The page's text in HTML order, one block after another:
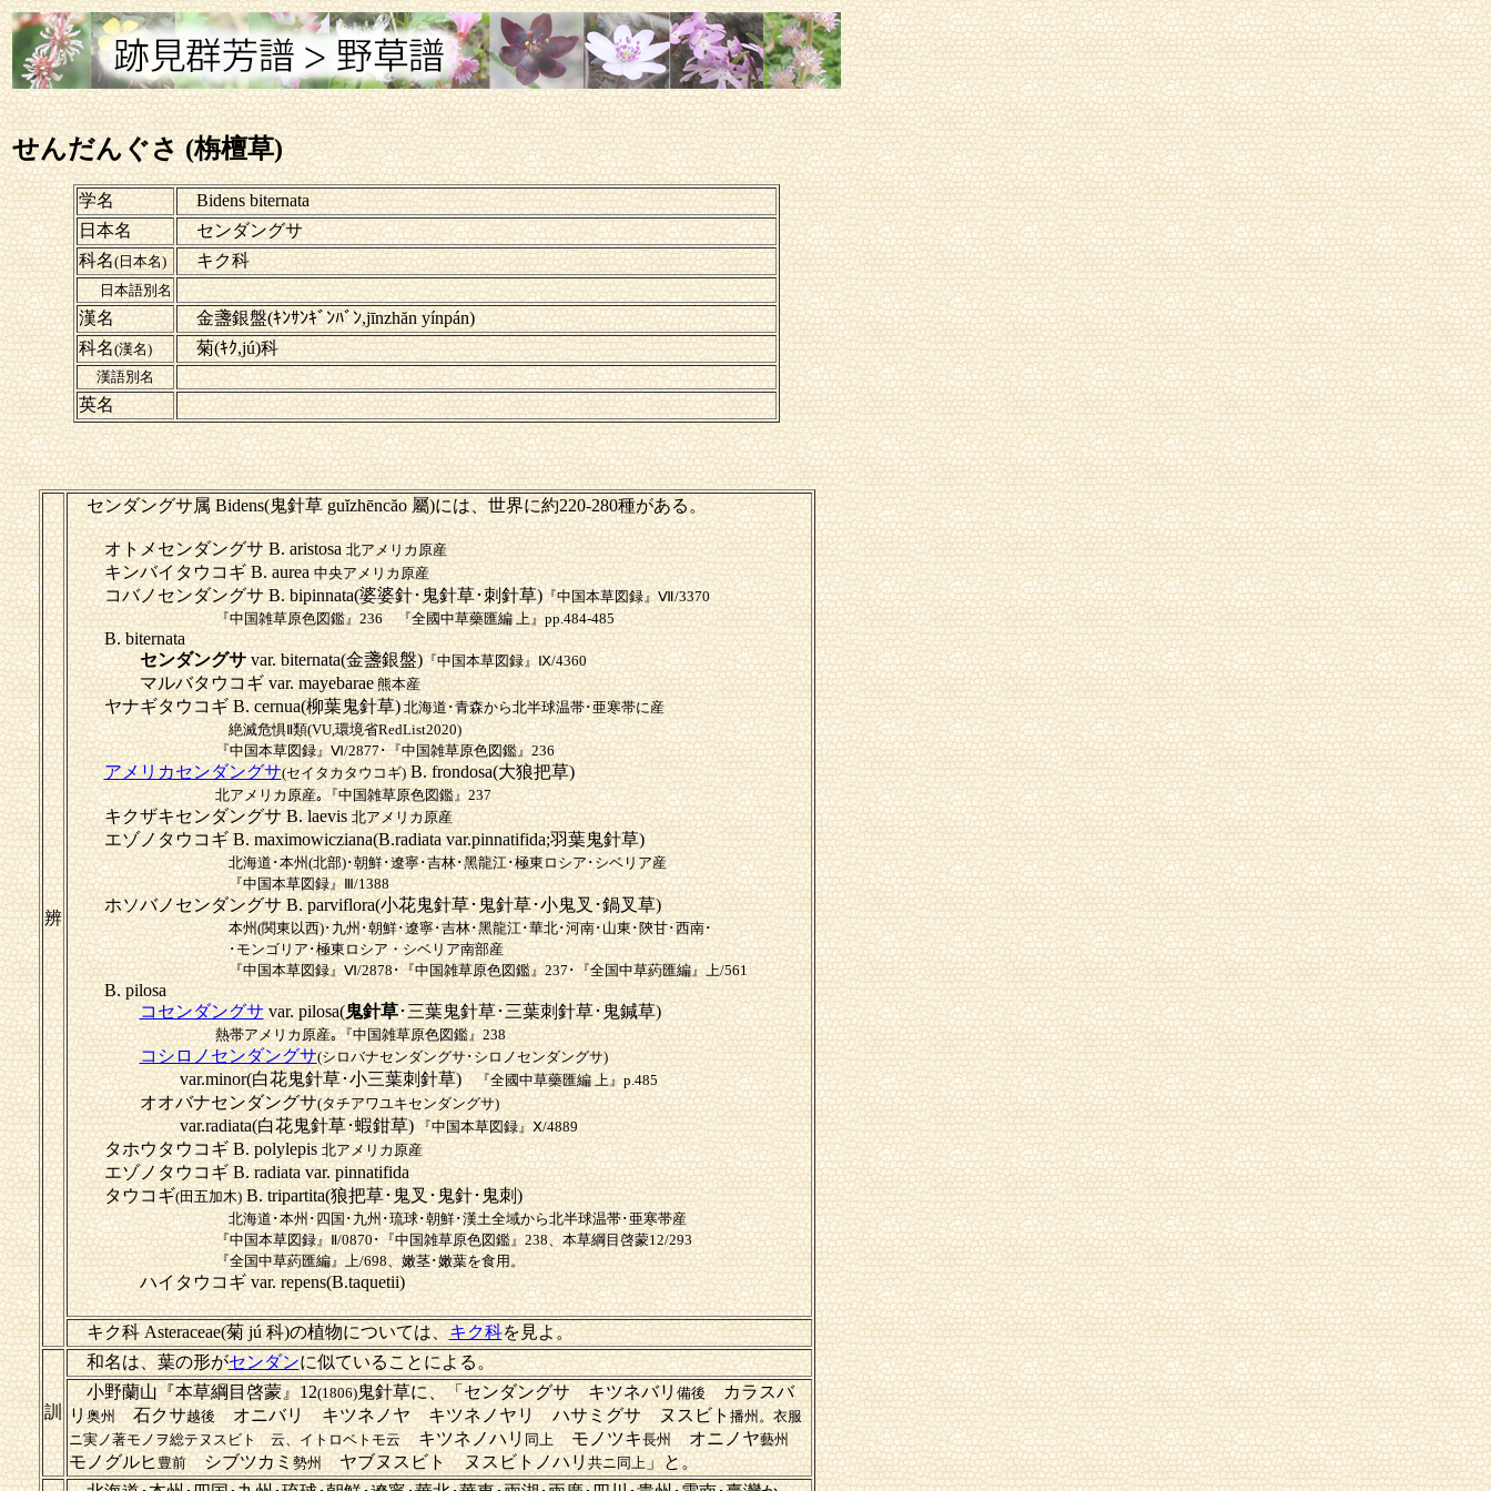
せんだんぐさ (栴檀草)
学名
Bidens biternata
日本名
センダングサ
科名(日本名) キク科
日本語別名
漢名
金盞銀盤(ｷﾝｻﾝｷﾞﾝﾊﾞﾝ,jīnzhăn yínpán)
科名(漢名) 菊(ｷｸ,jú)科
漢語別名
英名
辨
センダングサ属Bidens(鬼針草 guĭzhēncăo 屬)には、世界に約220-280種がある。
オトメセンダングサ B. aristosa北アメリカ原産
キンバイタウコギ B. aurea中央アメリカ原産
コバノセンダングサ B. bipinnata(婆婆針･鬼針草･刺針草)『中国本草図録』Ⅶ/3370
『中国雑草原色図鑑』236 『全國中草藥匯編 上』pp.484-485
B. biternata
センダングサvar. biternata(金盞銀盤)『中国本草図録』Ⅸ/4360
マルバタウコギ var. mayebarae熊本産
ヤナギタウコギ B. cernua(柳葉鬼針草)北海道･青森から北半球温帯･亜寒帯に産
絶滅危惧Ⅱ類(VU,環境省RedList2020)
『中国本草図録』Ⅵ/2877･『中国雑草原色図鑑』236
アメリカセンダングサ(セイタカタウコギ)B. frondosa(大狼把草)
北アメリカ原産｡『中国雑草原色図鑑』237
キクザキセンダングサ B. laevis北アメリカ原産
エゾノタウコギ B. maximowicziana(B.radiata var.pinnatifida;羽葉鬼針草)
北海道･本州(北部)･朝鮮･遼寧･吉林･黑龍江･極東ロシア･シベリア産
『中国本草図録』Ⅲ/1388
ホソバノセンダングサ B. parviflora(小花鬼針草･鬼針草･小鬼叉･鍋叉草)
本州(関東以西)･九州･朝鮮･遼寧･吉林･黑龍江･華北･河南･山東･陝甘･西南･
･モンゴリア･極東ロシア・シベリア南部産
『中国本草図録』Ⅵ/2878･『中国雑草原色図鑑』237･『全国中草葯匯編』上/561
B. pilosa
コセンダングサvar. pilosa(鬼針草･三葉鬼針草･三葉刺針草･鬼鍼草)
熱帯アメリカ原産｡『中国雑草原色図鑑』238
コシロノセンダングサ(シロバナセンダングサ･シロノセンダングサ)
var.minor(白花鬼針草･小三葉刺針草)『全國中草藥匯編 上』p.485
オオバナセンダングサ(タチアワユキセンダングサ)
var.radiata(白花鬼針草･蝦鉗草)『中国本草図録』Ⅹ/4889
タホウタウコギ B. polylepis北アメリカ原産
エゾノタウコギ B. radiata var. pinnatifida
タウコギ(田五加木)B. tripartita(狼把草･鬼叉･鬼針･鬼刺)
北海道･本州･四国･九州･琉球･朝鮮･漢土全域から北半球温帯･亜寒帯産
『中国本草図録』Ⅱ/0870･『中国雑草原色図鑑』238、本草綱目啓蒙12/293
『全国中草葯匯編』上/698、嫩茎･嫩葉を食用。
ハイタウコギ var. repens(B.taquetii)
キク科 Asteraceae(菊 jú 科)の植物については、キク科を見よ。
訓
和名は、葉の形がセンダンに似ていることによる。
小野蘭山『本草綱目啓蒙』12(1806)鬼針草に、「センダングサ キツネバリ備後カラスバ
リ奥州石クサ越後オニバリ キツネノヤ キツネノヤリ ハサミグサ ヌスビト播州。衣服
ニ実ノ著モノヲ総テヌスビトゝ云、イトロベトモ云キツネノハリ同上モノツキ長州オニノヤ藝州
モノグルヒ豊前シブツカミ勢州ヤブヌスビト ヌスビトノハリ共ニ同上」と。